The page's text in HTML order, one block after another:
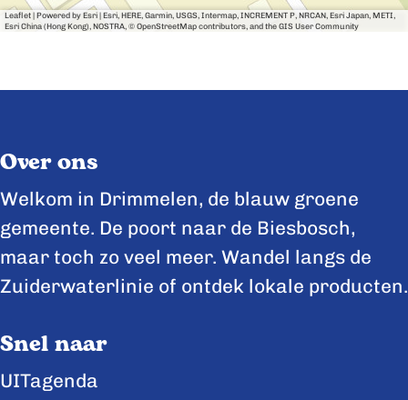
Leaflet | Powered by Esri | Esri, HERE, Garmin, USGS, Intermap, INCREMENT P, NRCAN, Esri Japan, METI,
Esri China (Hong Kong), NOSTRA, © OpenStreetMap contributors, and the GIS User Community
Over ons
Welkom in Drimmelen, de blauw groene
gemeente. De poort naar de Biesbosch,
maar toch zo veel meer. Wandel langs de
Zuiderwaterlinie of ontdek lokale producten.
Snel naar
UITagenda